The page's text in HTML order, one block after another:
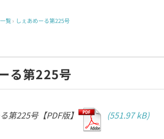
覧› しぇあめーる第225号
る第225号
第225号【PDF版】